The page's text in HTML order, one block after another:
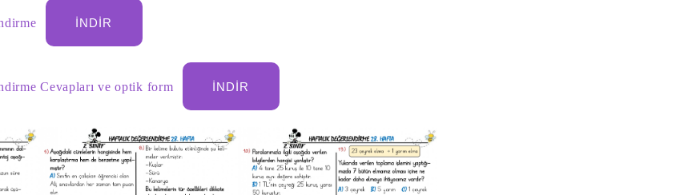
İNDIR
Cevapları ve optik form İNDIR